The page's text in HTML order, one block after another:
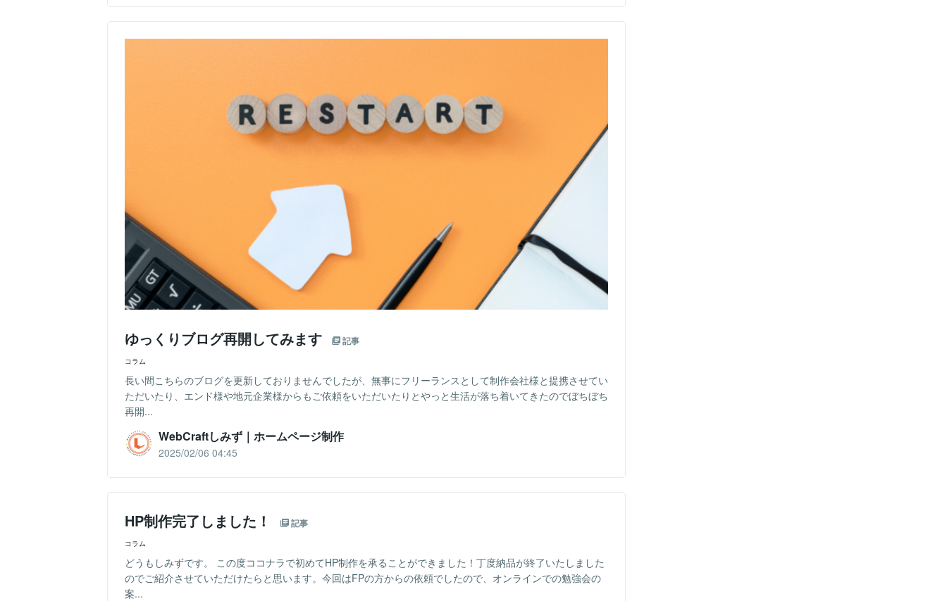
ゆっくりブログ再開してみます 記事
コラム
長い間こちらのブログを更新しておりませんでしたが、無事にフリーランスとして制作会社様と提携させてい
ただいたり、エンド様や地元企業様からもご依頼をいただいたりとやっと生活が落ち着いてきたのでぼちぼち
再開...
WebCraftしみず｜ホームページ制作
2025/02/06 04:45
HP制作完了しました！ 記事
コラム
どうもしみずです。 この度ココナラで初めてHP制作を承ることができました！丁度納品が終了いたしました
のでご紹介させていただけたらと思います。今回はFPの方からの依頼でしたので、オンラインでの勉強会の
案...